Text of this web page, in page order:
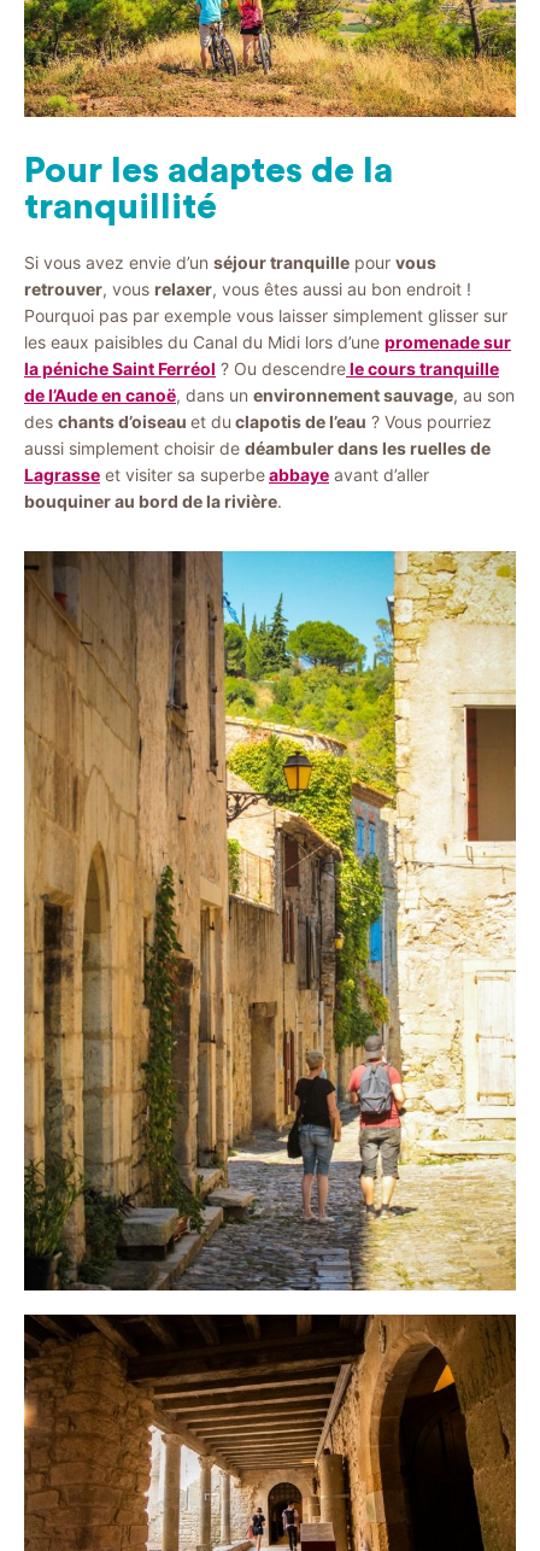
Pour les adaptes de la
tranquillité
Si vous avez envie d’un séjour tranquille pour vous
retrouver, vous relaxer, vous êtes aussi au bon endroit !
Pourquoi pas par exemple vous laisser simplement glisser sur
les eaux paisibles du Canal du Midi lors d’une promenade sur
la péniche Saint Ferréol ? Ou descendrele cours tranquille
de l’Aude en canoë, dans un environnement sauvage, au son
des chants d’oiseau et du clapotis de l’eau ? Vous pourriez
aussi simplement choisir de déambuler dans les ruelles de
Lagrasse et visiter sa superbeabbaye avant d’aller
bouquiner au bord de la rivière.